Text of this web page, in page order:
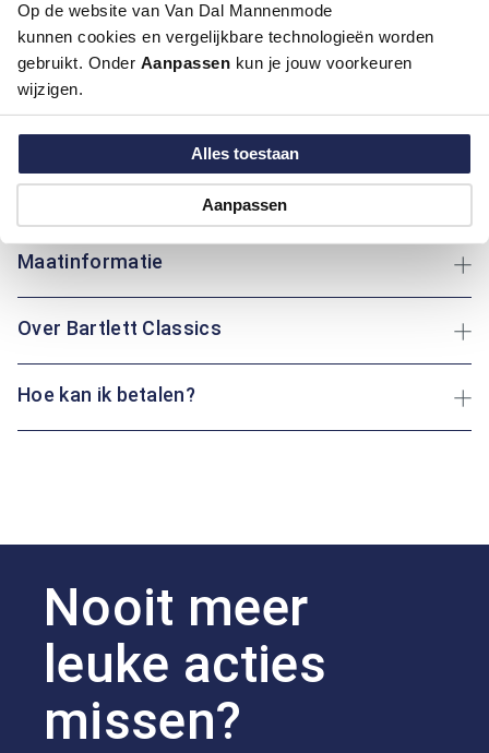
Op de website van Van Dal Mannenmode
kunnen cookies en vergelijkbare technologieën worden
gebruikt. Onder Aanpassen kun je jouw voorkeuren
wijzigen.
Alles toestaan
Aanpassen
Deze trui van Bartlett Classics biedt een comfortabele
regular fit pasvorm en is gemaakt van katoen, wat zorgt voor
speels accent aan het geheel. Of je nu een wandeling maakt
in het park of ontspant op de bank: deze trui houdt je altijd
Maatinformatie
Over Bartlett Classics
Hoe kan ik betalen?
Nooit meer
leuke acties
missen?